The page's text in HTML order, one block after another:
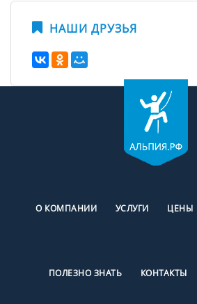
НАШИ ДРУЗЬЯ
О КОМПАНИИ УСЛУГИ ЦЕНЫ
ПОЛЕЗНО ЗНАТЬ КОНТАКТЫ